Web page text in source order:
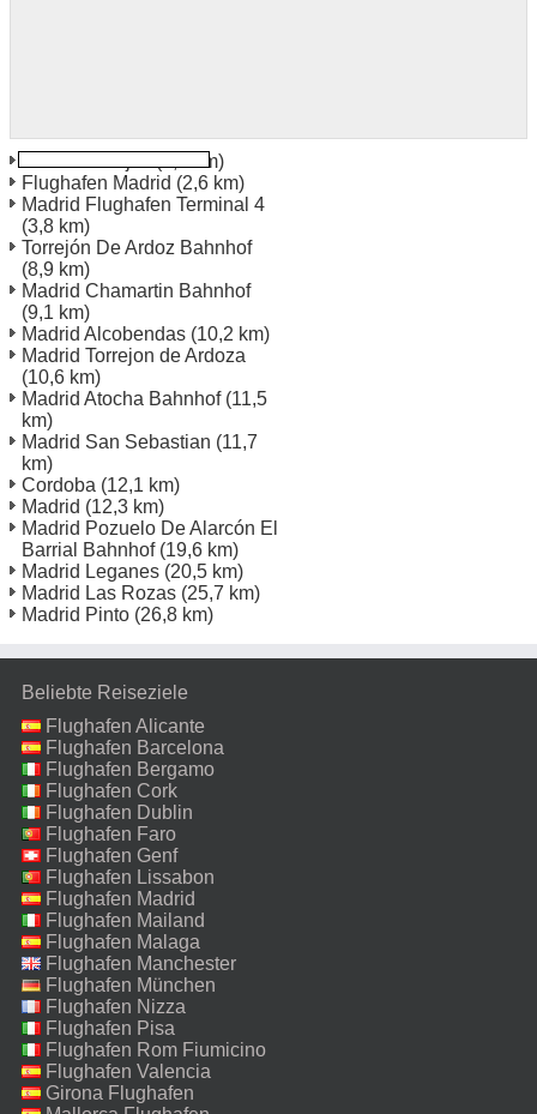
Madrid Barajas(0,9 km)
Flughafen Madrid (2,6 km)
Madrid Flughafen Terminal 4
(3,8 km)
Torrejón De Ardoz Bahnhof
(8,9 km)
Madrid Chamartin Bahnhof
(9,1 km)
Madrid Alcobendas (10,2 km)
Madrid Torrejon de Ardoza
(10,6 km)
Madrid Atocha Bahnhof(11,5
km)
Madrid San Sebastian (11,7
km)
Cordoba (12,1 km)
Madrid (12,3 km)
Madrid Pozuelo De Alarcón El
Barrial Bahnhof(19,6 km)
Madrid Leganes (20,5 km)
Madrid Las Rozas (25,7 km)
Madrid Pinto (26,8 km)
Beliebte Reiseziele
Flughafen Alicante
Flughafen Barcelona
Flughafen Bergamo
Flughafen Cork
Flughafen Dublin
Flughafen Faro
Flughafen Genf
Flughafen Lissabon
Flughafen Madrid
Flughafen Mailand
Malpensa
Flughafen Malaga
Flughafen Manchester
Flughafen München
Flughafen Nizza
Flughafen Pisa
Flughafen Rom Fiumicino
Flughafen Valencia
Girona Flughafen